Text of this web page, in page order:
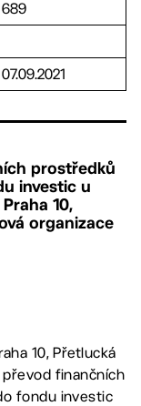
689
07.09.2021
prostředků
investic u
10,
organizace
10, Přetlucká
převod finančních
fondu investic